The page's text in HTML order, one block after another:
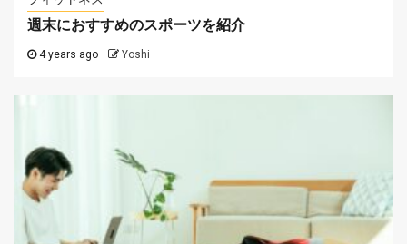
週末におすすめのスポーツを紹介
4 years ago Yoshi